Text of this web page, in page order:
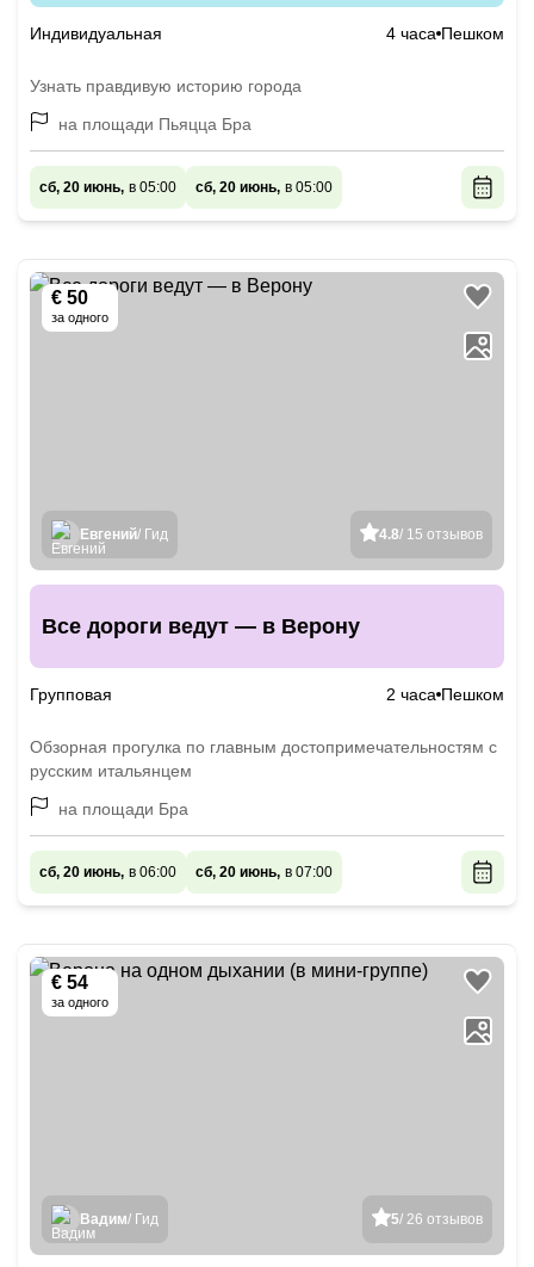
Индивидуальная 4 часа Пешком
Узнать правдивую историю города
на площади Пьяцца Бра
сб, 20 июнь, в 05:00 сб, 20 июнь, в 05:00
€ 50
за одного
4.8/ 15 отзывов
Евгений/ Гид
Все дороги ведут — в Верону
Групповая 2 часа Пешком
Обзорная прогулка по главным достопримечательностям с
русским итальянцем
на площади Бра
сб, 20 июнь, в 06:00 сб, 20 июнь, в 07:00
€ 54
за одного
5/ 26 отзывов
Вадим/ Гид